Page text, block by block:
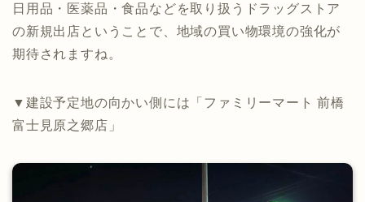
日用品・医薬品・食品などを取り扱うドラッグストア
の新規出店ということで、地域の買い物環境の強化が
期待されますね。
▼建設予定地の向かい側には「ファミリーマート 前橋
富士見原之郷店」